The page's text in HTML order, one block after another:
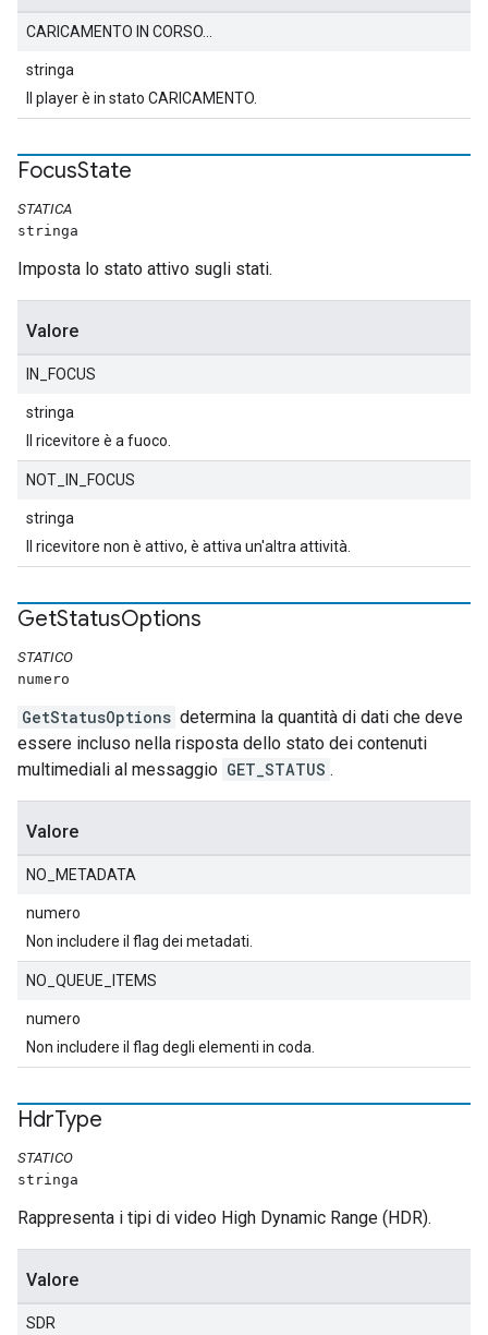
CARICAMENTO IN CORSO...
stringa
Il player è in stato CARICAMENTO.
FocusState
STATICA
stringa
Imposta lo stato attivo sugli stati.
Valore
IN_FOCUS
stringa
Il ricevitore è a fuoco.
NOT_IN_FOCUS
stringa
Il ricevitore non è attivo, è attiva un'altra attività.
GetStatusOptions
STATICO
numero
GetStatusOptions determina la quantità di dati che deve
essere incluso nella risposta dello stato dei contenuti
multimediali al messaggio GET_STATUS .
Valore
NO_METADATA
numero
Non includere il flag dei metadati.
NO_QUEUE_ITEMS
numero
Non includere il flag degli elementi in coda.
HdrType
STATICO
stringa
Rappresenta i tipi di video High Dynamic Range (HDR).
Valore
SDR